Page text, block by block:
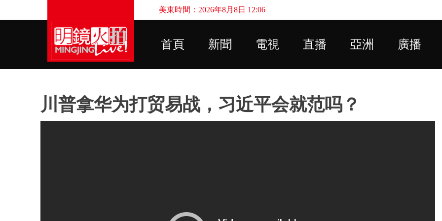
美東時間：2026年8月8日 12:06
首頁 新聞 電視 直播 亞洲 廣播
川普拿华为打贸易战，习近平会就范吗？